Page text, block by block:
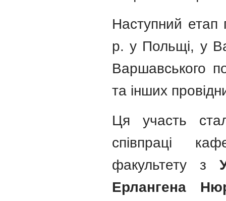
Наступний
р. у Польщі, у
Варшавського
та інших
Ця участь
співпраці
факультету з
Ерлангена